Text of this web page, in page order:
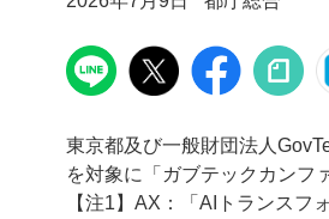
東京都及び一般財団法人
を対象に「ガブテックカン
【注1】AX：「AIトランスフ